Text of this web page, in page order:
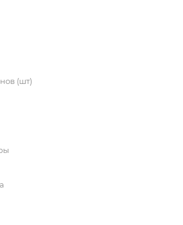
(шт)